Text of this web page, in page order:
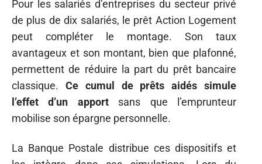
Pour les salariés d’entreprises du secteur privé
de plus de dix salariés, le prêt Action Logement
peut compléter le montage. Son taux
avantageux et son montant, bien que plafonné,
permettent de réduire la part du prêt bancaire
classique. Ce cumul de prêts aidés simule
l’effet d’un apportsans que l’emprunteur
mobilise son épargne personnelle.
La Banque Postale distribue ces dispositifs et